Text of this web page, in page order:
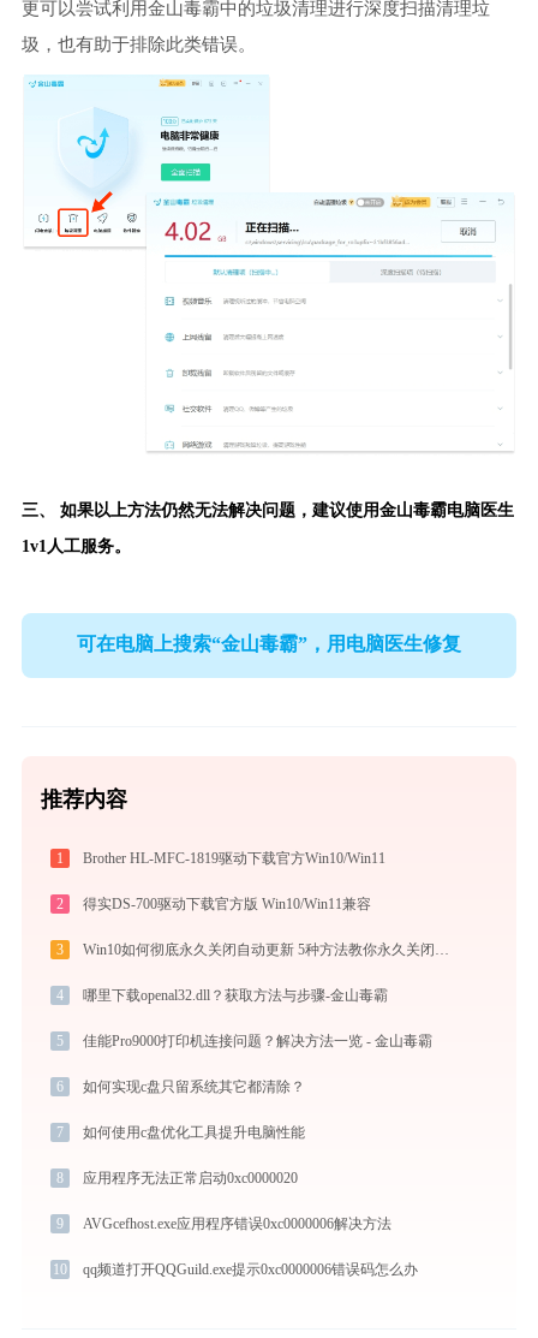
更可以尝试利用金山毒霸中的垃圾清理进行深度扫描清理垃
圾，也有助于排除此类错误。
三、 如果以上方法仍然无法解决问题，建议使用金山毒霸电脑医生
1v1人工服务。
可在电脑上搜索“金山毒霸”，用电脑医生修复
推荐内容
1 Brother HL-MFC-1819驱动下载官方Win10/Win11
2 得实DS-700驱动下载官方版 Win10/Win11兼容
3
4 哪里下载openal32.dll？获取方法与步骤-金山毒霸
5 佳能Pro9000打印机连接问题？解决方法一览 - 金山毒霸
6 如何实现c盘只留系统其它都清除？
7 如何使用c盘优化工具提升电脑性能
8 应用程序无法正常启动0xc0000020
9 AVGcefhost.exe应用程序错误0xc0000006解决方法
10 qq频道打开QQGuild.exe提示0xc0000006错误码怎么办